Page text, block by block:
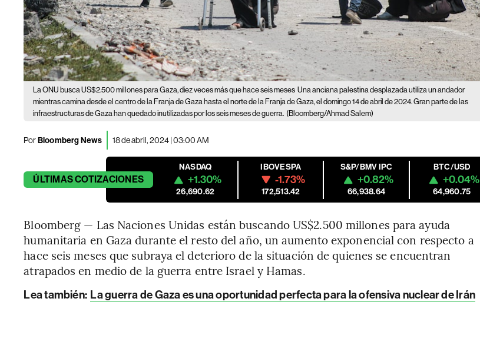
La ONU busca US$2.500 millones para Gaza, diez veces más que hace seis meses Una anciana palestina desplazada utiliza un andador
mientras camina desde el centro de la Franja de Gaza hasta el norte de la Franja de Gaza, el domingo 14 de abril de 2024. Gran parte de las
infraestructuras de Gaza han quedado inutilizadas por los seis meses de guerra. (Bloomberg/Ahmad Salem)
PorBloomberg News 18 de abril, 2024 | 03:00 AM
ÚLTIMASCOTIZACIONES
NASDAQ
+1.30%
26,690.62
IBOVESPA
-1.73%
172,513.42
S&P/BMV IPC
+0.82%
66,938.64
BTC/USD
+0.04%
64,960.75
Bloomberg — Las Naciones Unidas están buscando US$2.500 millones para ayuda
humanitaria en Gaza durante el resto del año, un aumento exponencial con respecto a
hace seis meses que subraya el deterioro de la situación de quienes se encuentran
atrapados en medio de la guerra entre Israel y Hamas.
Lea también: La guerra de Gaza es una oportunidad perfecta para la ofensiva nuclear de Irán